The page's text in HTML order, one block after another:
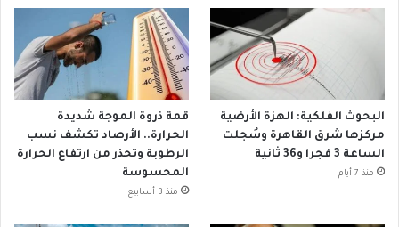
البحوث الفلكية: الهزة الأرضية
مركزها شرق القاهرة وسُجلت
الساعة 3 فجرا و36 ثانية
منذ 7 أيام
قمة ذروة الموجة شديدة
الحرارة.. الأرصاد تكشف نسب
الرطوبة وتحذر من ارتفاع الحرارة
المحسوسة
منذ 3 أسابيع